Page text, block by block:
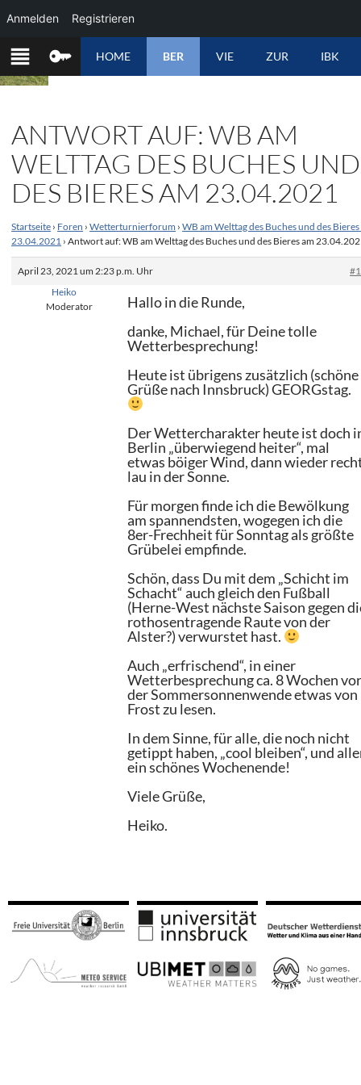
ZUM
INHALT
SPRINGEN
HOME BER VIE ZUR IBK
ANTWORT AUF: WB AM
WELTTAG DES BUCHES UND
DES BIERES AM 23.04.2021
Startseite › Foren › Wetterturnierforum › WB am Welttag des Buches und des Bieres
23.04.2021 › Antwort auf: WB am Welttag des Buches und des Bieres am
April 23, 2021 um 2:23 p.m. Uhr
Heiko
Moderator
Hallo in die Runde,
danke, Michael, für Deine tolle
Wetterbesprechung!
Heute ist übrigens zusätzlich (schöne
Grüße nach Innsbruck) GEORGstag.
Der Wettercharakter heute ist doch
Berlin „überwiegend heiter“, mal
etwas böiger Wind, dann wieder
lau in der Sonne.
Für morgen finde ich die Bewölkung
am spannendsten, wogegen ich die
8er-Frechheit für Sonntag als größte
Grübelei empfinde.
Schön, dass Du mit dem „Schicht im
Schacht“ auch gleich den Fußball
(Herne-West nächste Saison gegen
rothosentragende Raute von der
Alster?) verwurstet hast.
Auch „erfrischend“, in einer
Wetterbesprechung ca. 8 Wochen
der Sommersonnenwende etwas von
Frost zu lesen.
In dem Sinne, für alle, die noch nicht
getippt haben, „cool bleiben“, und
ein schönes Wochenende!
Viele Grüße,
Heiko.
Anmelden Registrieren